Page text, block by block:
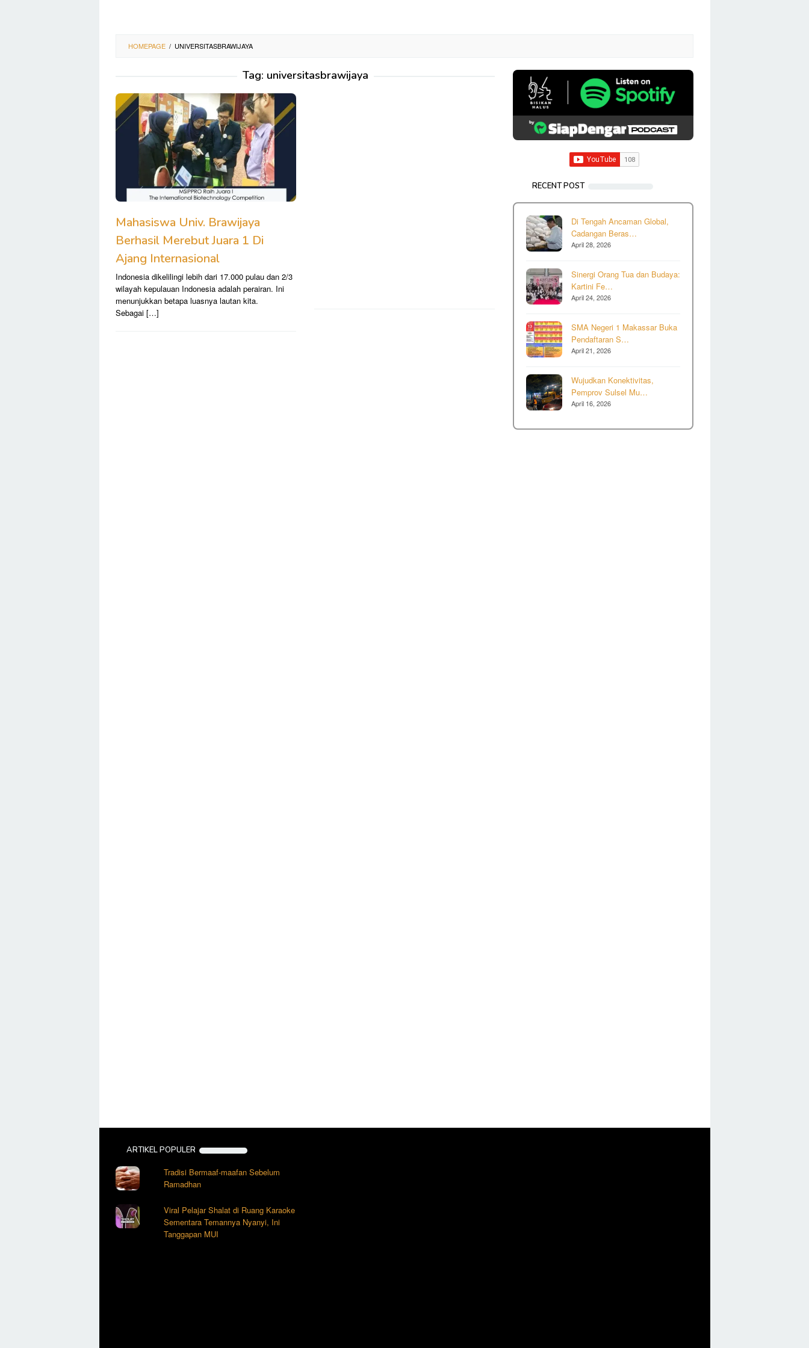
HOMEPAGE / UNIVERSITASBRAWIJAYA
Tag: universitasbrawijaya
Mahasiswa Univ. Brawijaya
Berhasil Merebut Juara 1 Di
Ajang Internasional
Indonesia dikelilingi lebih dari 17.000 pulau dan 2/3
wilayah kepulauan Indonesia adalah perairan. Ini
menunjukkan betapa luasnya lautan kita.
Sebagai […]
RECENT POST
Di Tengah Ancaman Global,
Cadangan Beras…
April 28, 2026
Sinergi Orang Tua dan Budaya:
Kartini Fe…
April 24, 2026
SMA Negeri 1 Makassar Buka
Pendaftaran S…
April 21, 2026
Wujudkan Konektivitas,
Pemprov Sulsel Mu…
April 16, 2026
ARTIKEL POPULER
Tradisi Bermaaf-maafan Sebelum
Ramadhan
Viral Pelajar Shalat di Ruang Karaoke
Sementara Temannya Nyanyi, Ini
Tanggapan MUI